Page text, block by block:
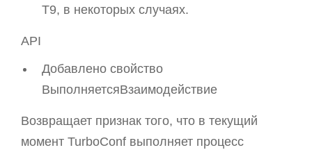
T9, в некоторых случаях.
API
Добавлено свойство
ВыполняетсяВзаимодействие
Возвращает признак того, что в текущий
момент TurboConf выполняет процесс